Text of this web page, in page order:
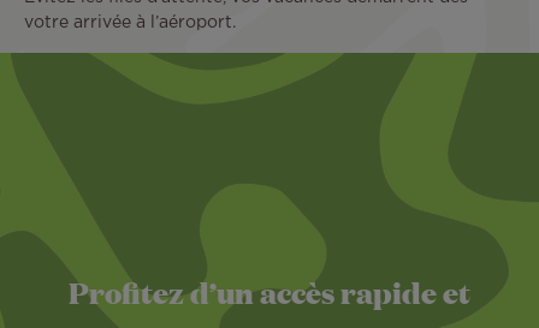
votre arrivée à l’aéroport.
Profitez d’un accès rapide et